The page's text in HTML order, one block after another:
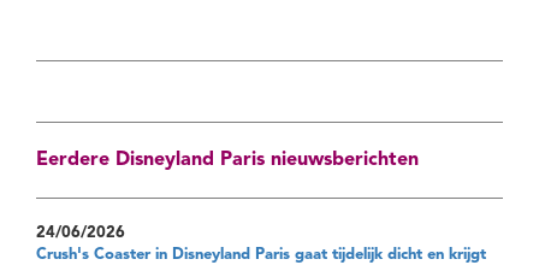
Eerdere Disneyland Paris nieuwsberichten
24/06/2026
Crush's Coaster in Disneyland Paris gaat tijdelijk dicht en krijgt